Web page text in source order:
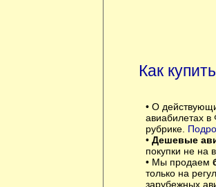
Как
• О
авиабилетах
рубрике.
• Дешевые
покупки не на
• Мы продаем
только на
зарубежных